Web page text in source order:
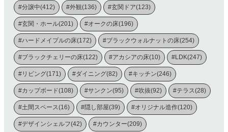
#分譲中(412) #外観(136) #玄関ドア(123)
#玄関・ホール(201) #オークの床(196)
#ハードメイプルの床(172) #ブラックウォルナットの床(254)
#ブラックチェリーの床(122) #アカシアの床(10) #LDK(247)
#リビング(171) #ダイニング(82) #キッチン(246)
#カップボード(108) #サンクン(95) #吹抜(92) #テラス(28)
#土間スペース(16) #隠し部屋(39) #オリジナル造作(120)
#デザインシェルフ(42) #カウンター(209)